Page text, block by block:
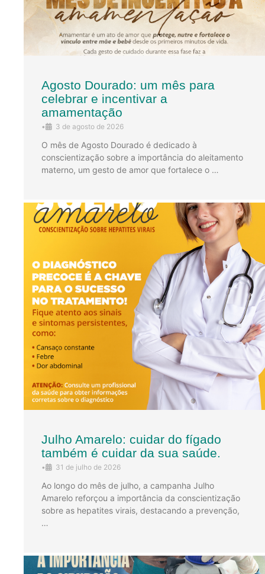
Agosto Dourado: um mês para
celebrar e incentivar a
amamentação
• 3 de agosto de 2026
O mês de Agosto Dourado é dedicado à
conscientização sobre a importância do aleitamento
materno, um gesto de amor que fortalece o …
Julho Amarelo: cuidar do fígado
também é cuidar da sua saúde.
• 31 de julho de 2026
Ao longo do mês de julho, a campanha Julho
Amarelo reforçou a importância da conscientização
sobre as hepatites virais, destacando a prevenção,
…